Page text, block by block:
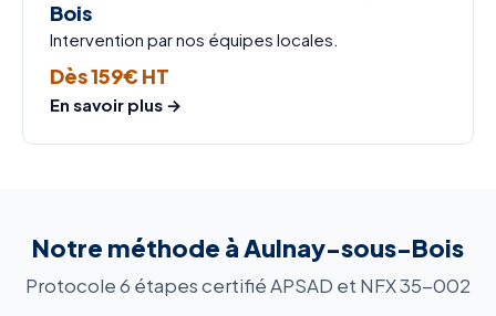
Bois
Intervention par nos équipes locales.
Dès 159€ HT
En savoir plus →
Notre méthode à Aulnay-sous-Bois
Protocole 6 étapes certifié APSAD et NFX 35-002